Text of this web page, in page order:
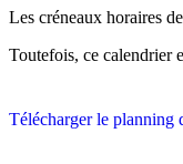
Les créneaux horaires
Toutefois, ce calendrier
Télécharger le planning